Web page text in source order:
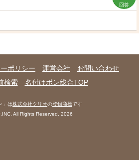
回答
ポリシー 運営会社
お問い合わせ
検索
名付けポン総合TOP
」は株式会社クリオの登録商標です
All Rights Reserved. 2026